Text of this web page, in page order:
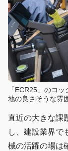
「ECR25」のコ
地の良さそうな雰
直近の大きな課
し、建設業界で
械の活躍の場は